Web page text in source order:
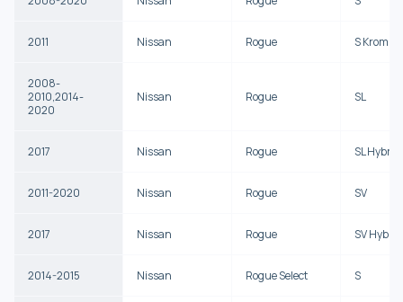
2011 Nissan Rogue S Krom
2008-
2010,2014-
2020
Nissan Rogue SL
2017 Nissan Rogue SL Hybrid
2011-2020 Nissan Rogue SV
2017 Nissan Rogue SV Hybrid
2014-2015 Nissan Rogue Select S